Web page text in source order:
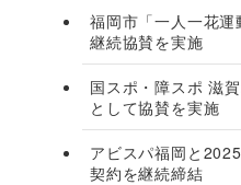
福岡市「一人一花
継続協賛を実施
国スポ・障スポ 滋
として協賛を実施
アビスパ福岡と
契約を継続締結